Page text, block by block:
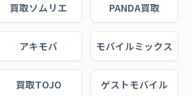
買取ソムリエ PANDA買取
アキモバ モバイルミックス
買取TOJO ゲストモバイル